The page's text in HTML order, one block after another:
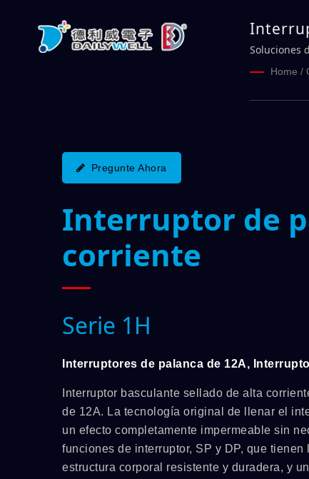
Soluciones
Home /
Pregunte Ahora
Interruptor de
corriente
Serie 1H
Interruptores de palanca de 12A,
Interruptor basculante sellado de alta
de 12A. La tecnología original de llenar el
un efecto completamente impermeable sin
funciones de interruptor, SP y DP, que
estructura corporal resistente y duradera, y